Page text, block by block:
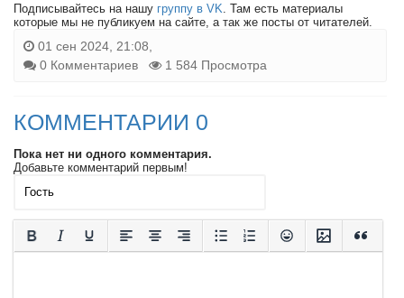
Подписывайтесь на нашу группу в VK . Там есть материалы
которые мы не публикуем на сайте, а так же посты от читателей.
01 сен 2024, 21:08,
0 Комментариев
1 584 Просмотра
КОММЕНТАРИИ 0
Пока нет ни одного комментария.
Добавьте комментарий первым!